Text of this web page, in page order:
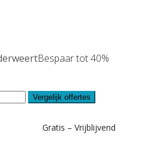
Bespaar tot 40%
Vergelijk offertes
Gratis – Vrijblijvend